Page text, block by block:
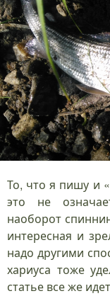
То, что я пишу и
это не
наоборот
интересная и
надо другими
хариуса тоже
статье все же